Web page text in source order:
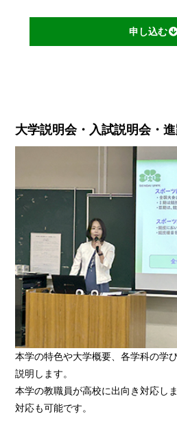
申し込む
大学説明会・入試説明会・
本学の特色や大学概要、各学科の学
説明します。
本学の教職員が高校に出向き対応し
対応も可能です。